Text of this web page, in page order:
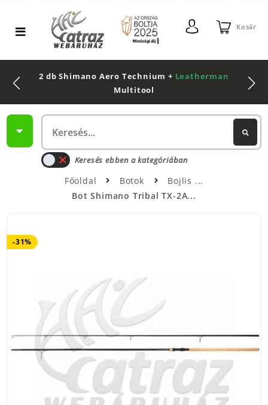
Kosár
2 db Shimano Aero Technium + Leatherman
Multitool
Keresés ebben a kategóriában
Főoldal Botok
Bojlis
Bot Shimano Tribal TX-2A...
-31%